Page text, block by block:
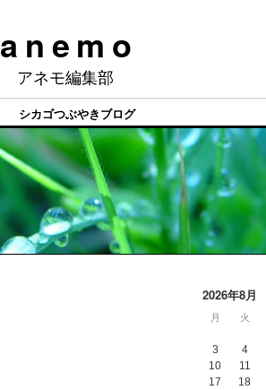
a n e m o
アネモ編集部
シカゴつぶやきブログ
2026年8月
月 火
3
4
10
11
17
18